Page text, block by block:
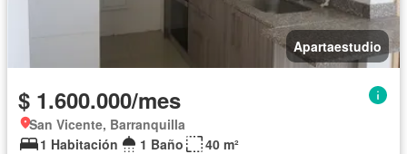
Apartaestudio
$ 1.600.000/mes
San Vicente, Barranquilla
1 Habitación
1 Baño
40 m²